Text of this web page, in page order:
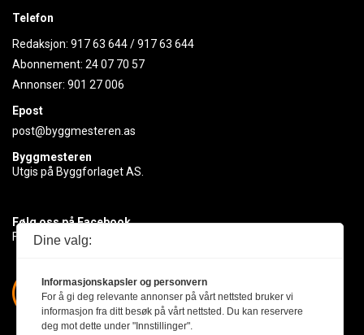
Telefon
Redaksjon: 917 63 644/917 63 644
Abonnement: 24 07 70 57
Annonser: 901 27 006
Epost
post@byggmesteren.as
Byggmesteren
Utgis på Byggforlaget AS.
Følg oss på Facebook
Få med deg det siste innen byggebransjen
Dine valg:
Informasjonskapsler og personvern
For å gi deg relevante annonser på vårt nettsted bruker vi
informasjon fra ditt besøk på vårt nettsted. Du kan reservere
deg mot dette under "Innstillinger".